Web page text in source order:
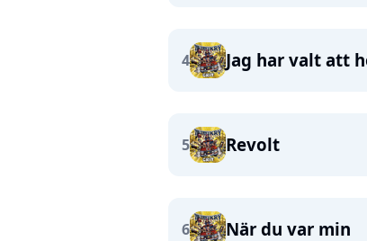
4 Jag har valt att
5 Revolt
6 När du var min